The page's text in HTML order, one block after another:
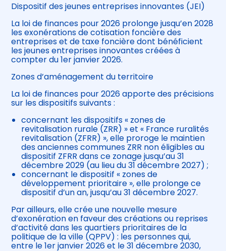
Dispositif des jeunes entreprises innovantes (JEI)
La loi de finances pour 2026 prolonge jusqu’en 2028
les exonérations de cotisation foncière des
entreprises et de taxe foncière dont bénéficient
les jeunes entreprises innovantes créées à
compter du 1er janvier 2026.
Zones d’aménagement du territoire
La loi de finances pour 2026 apporte des précisions
sur les dispositifs suivants :
concernant les dispositifs « zones de
revitalisation rurale (ZRR) » et « France ruralités
revitalisation (ZFRR) », elle proroge le maintien
des anciennes communes ZRR non éligibles au
dispositif ZFRR dans ce zonage jusqu’au 31
décembre 2029 (au lieu du 31 décembre 2027) ;
concernant le dispositif « zones de
développement prioritaire », elle prolonge ce
dispositif d’un an, jusqu’au 31 décembre 2027.
Par ailleurs, elle crée une nouvelle mesure
d’exonération en faveur des créations ou reprises
d’activité dans les quartiers prioritaires de la
politique de la ville (QPPV) : les personnes qui,
entre le 1er janvier 2026 et le 31 décembre 2030,